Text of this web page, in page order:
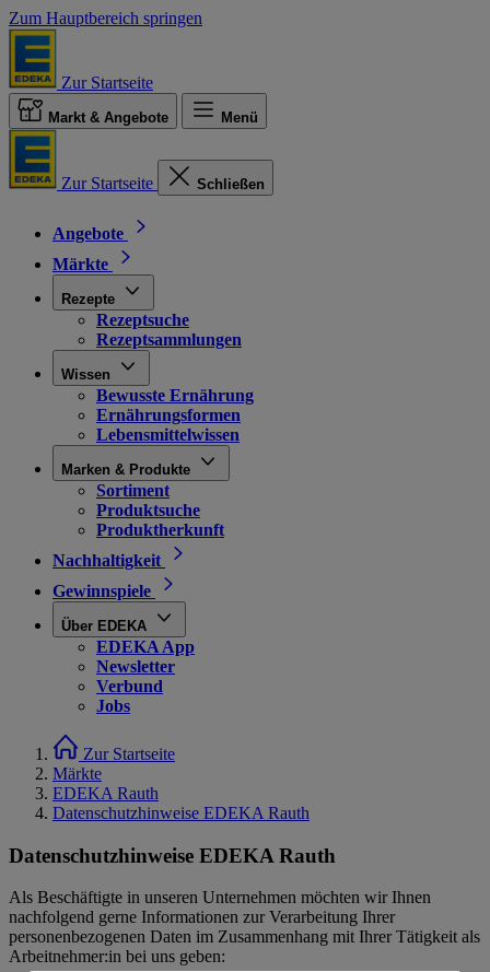
Zum Hauptbereich springen
Zur Startseite
Markt & Angebote Menü
Zur Startseite Schließen
Angebote
Märkte
Rezepte
Rezeptsuche
Rezeptsammlungen
Wissen
Bewusste Ernährung
Ernährungsformen
Lebensmittelwissen
Marken & Produkte
Sortiment
Produktsuche
Produktherkunft
Nachhaltigkeit
Gewinnspiele
Über EDEKA
EDEKA App
Newsletter
Verbund
Jobs
Zur Startseite
Märkte
EDEKA Rauth
Datenschutzhinweise EDEKA Rauth
Datenschutzhinweise EDEKA Rauth
Als Beschäftigte in unseren Unternehmen möchten wir Ihnen
nachfolgend gerne Informationen zur Verarbeitung Ihrer
personenbezogenen Daten im Zusammenhang mit Ihrer Tätigkeit als
Arbeitnehmer:in bei uns geben: